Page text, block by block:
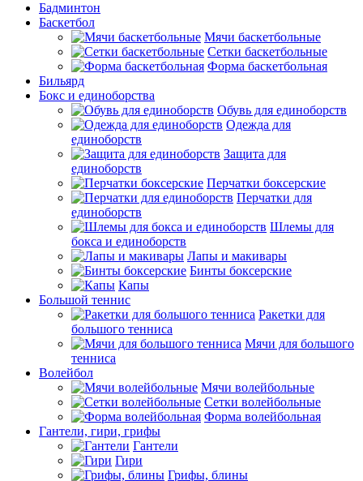
Бадминтон
Баскетбол
Мячи баскетбольные
Сетки баскетбольные
Форма баскетбольная
Бильярд
Бокс и единоборства
Обувь для единоборств
Одежда для
единоборств
Защита для
единоборств
Перчатки боксерские
Перчатки для
единоборств
Шлемы для
бокса и единоборств
Лапы и макивары
Бинты боксерские
Капы
Большой теннис
Ракетки для
большого тенниса
Мячи для большого
тенниса
Волейбол
Мячи волейбольные
Сетки волейбольные
Форма волейбольная
Гантели, гири, грифы
Гантели
Гири
Грифы, блины